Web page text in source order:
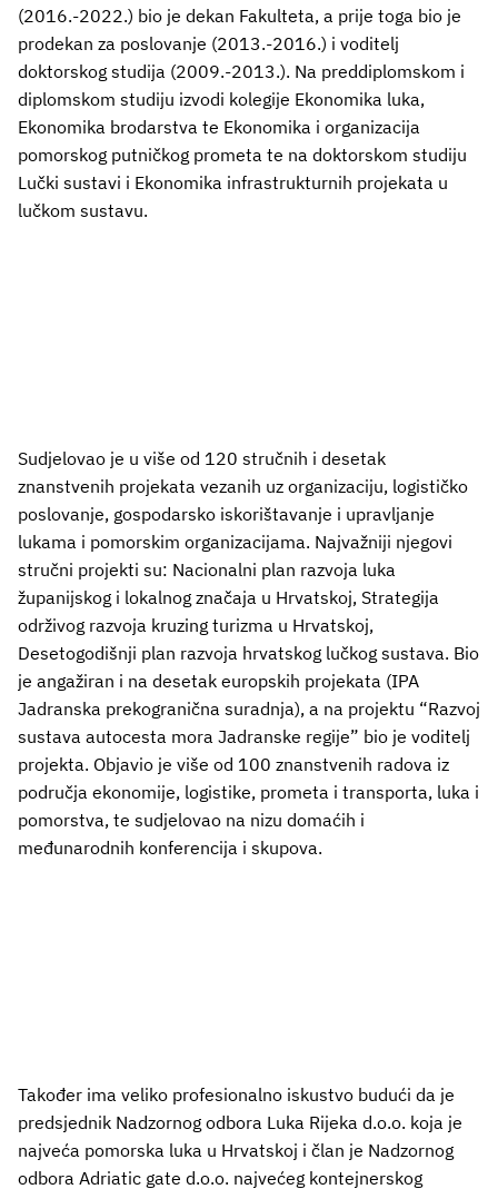
(2016.-2022.) bio je dekan Fakulteta, a prije toga bio je
prodekan za poslovanje (2013.-2016.) i voditelj
doktorskog studija (2009.-2013.). Na preddiplomskom i
diplomskom studiju izvodi kolegije Ekonomika luka,
Ekonomika brodarstva te Ekonomika i organizacija
pomorskog putničkog prometa te na doktorskom studiju
Lučki sustavi i Ekonomika infrastrukturnih projekata u
lučkom sustavu.
Sudjelovao je u više od 120 stručnih i desetak
znanstvenih projekata vezanih uz organizaciju, logističko
poslovanje, gospodarsko iskorištavanje i upravljanje
lukama i pomorskim organizacijama. Najvažniji njegovi
stručni projekti su: Nacionalni plan razvoja luka
županijskog i lokalnog značaja u Hrvatskoj, Strategija
održivog razvoja kruzing turizma u Hrvatskoj,
Desetogodišnji plan razvoja hrvatskog lučkog sustava. Bio
je angažiran i na desetak europskih projekata (IPA
Jadranska prekogranična suradnja), a na projektu “Razvoj
sustava autocesta mora Jadranske regije” bio je voditelj
projekta. Objavio je više od 100 znanstvenih radova iz
područja ekonomije, logistike, prometa i transporta, luka i
pomorstva, te sudjelovao na nizu domaćih i
međunarodnih konferencija i skupova.
Također ima veliko profesionalno iskustvo budući da je
predsjednik Nadzornog odbora Luka Rijeka d.o.o. koja je
najveća pomorska luka u Hrvatskoj i član je Nadzornog
odbora Adriatic gate d.o.o. najvećeg kontejnerskog